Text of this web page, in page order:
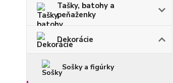
Tašky, batohy a
peňaženky
Dekorácie
Sošky a figúrky